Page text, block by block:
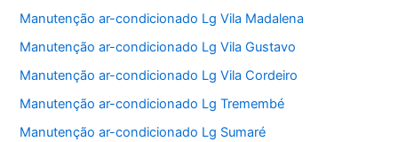
Manutenção ar-condicionado Lg Vila Madalena
Manutenção ar-condicionado Lg Vila Gustavo
Manutenção ar-condicionado Lg Vila Cordeiro
Manutenção ar-condicionado Lg Tremembé
Manutenção ar-condicionado Lg Sumaré